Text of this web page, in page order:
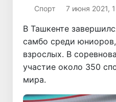
Спорт 7 июня 2021,
В Ташкенте
самбо среди
взрослых. В
участие около 350
мира.